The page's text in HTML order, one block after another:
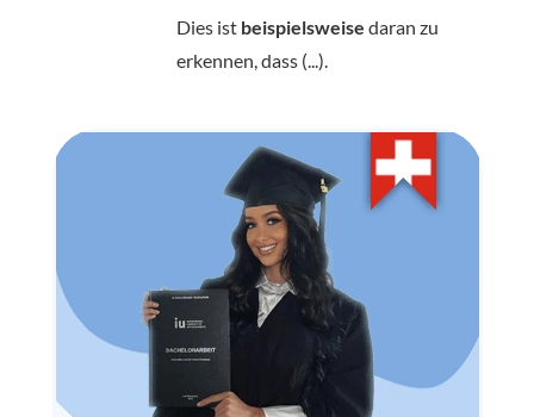
Dies ist beispielsweise daran zu
erkennen, dass (...).